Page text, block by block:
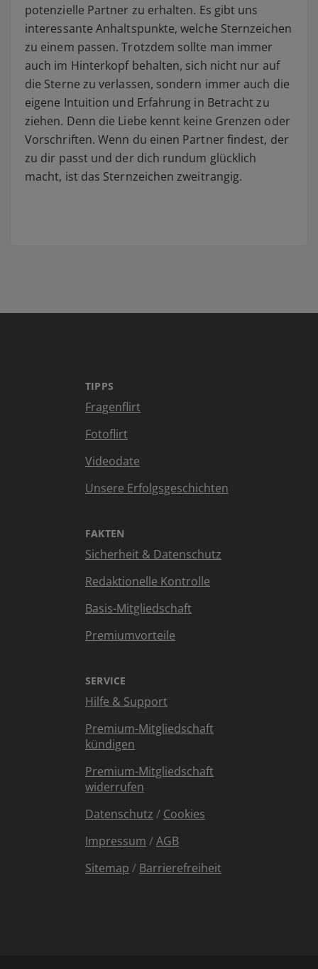
potenzielle Partner zu erhalten. Es gibt uns
interessante Anhaltspunkte, welche Sternzeichen
zu einem passen. Trotzdem sollte man immer
auch im Hinterkopf behalten, sich nicht nur auf
die Sterne zu verlassen, sondern immer auch die
eigene Intuition und Erfahrung in Betracht zu
ziehen. Denn die Liebe kennt keine Grenzen oder
Vorschriften. Wenn du einen Partner findest, der
zu dir passt und der dich rundum glücklich
macht, ist das Sternzeichen zweitrangig.
TIPPS
Fragenflirt
Fotoflirt
Videodate
Unsere Erfolgsgeschichten
FAKTEN
Sicherheit & Datenschutz
Redaktionelle Kontrolle
Basis-Mitgliedschaft
Premiumvorteile
SERVICE
Hilfe & Support
Premium-Mitgliedschaft
kündigen
Premium-Mitgliedschaft
widerrufen
Datenschutz / Cookies
Impressum /AGB
Sitemap / Barrierefreiheit